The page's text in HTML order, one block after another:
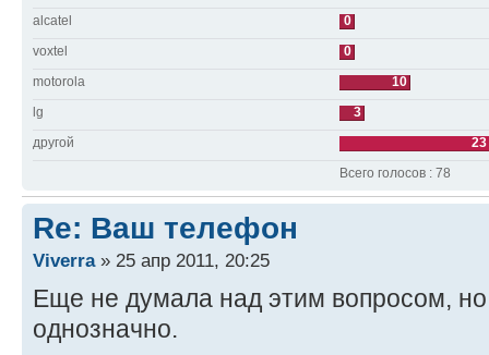
alcatel
0
voxtel
0
motorola
10
lg
3
другой
23
Всего голосов : 78
Re: Ваш телефон
Viverra» 25 апр 2011, 20:25
Еще не думала над этим вопросом, но
однозначно.